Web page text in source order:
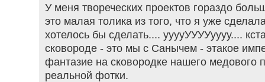
У меня твореческих проектов гораздо
это малая толика из того, что я уже
хотелось бы сделать.... ууууУУУУуууу....
сковороде - это мы с Санычем - этакое
фантазие на сковородке нашего медового
реальной фотки.